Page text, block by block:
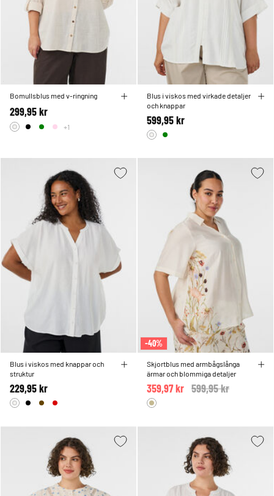
Bomullsblus med v-ringning
299,95 kr
+1
Blus i viskos med virkade detaljer
och knappar
599,95 kr
Blus i viskos med knappar och
struktur
229,95 kr
-40%
Skjortblus med armbågslånga
ärmar och blommiga detaljer
Price reduced from
599,95 kr
359,97 kr